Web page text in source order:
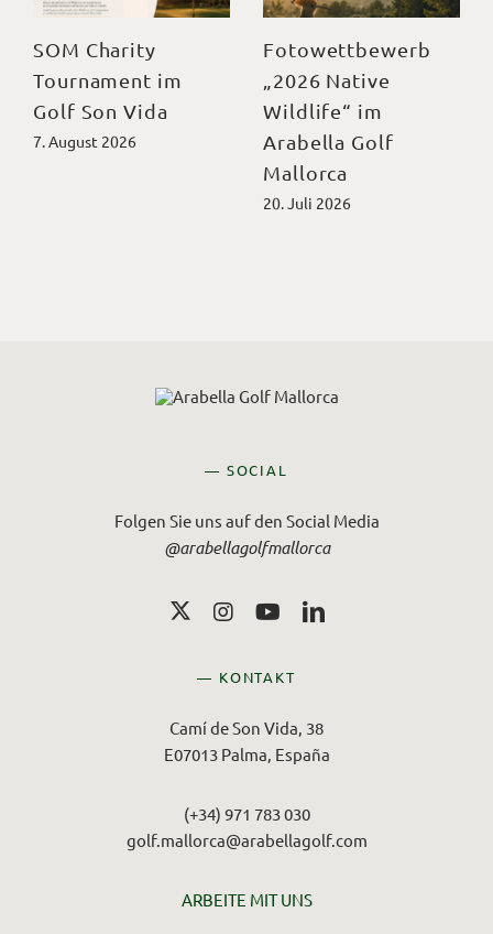
SOM Charity
Tournament im
Golf Son Vida
7. August 2026
Fotowettbewerb
„2026 Native
Wildlife“ im
Arabella Golf
Mallorca
20. Juli 2026
— SOCIAL
Folgen Sie uns auf den Social Media
@arabellagolfmallorca
— KONTAKT
Camí de Son Vida, 38
E07013 Palma, España
(+34) 971 783 030
golf.mallorca@arabellagolf.com
ARBEITE MIT UNS